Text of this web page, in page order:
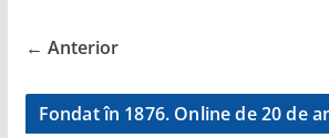
← Anterior
Fondat în 1876. Online de 20 de